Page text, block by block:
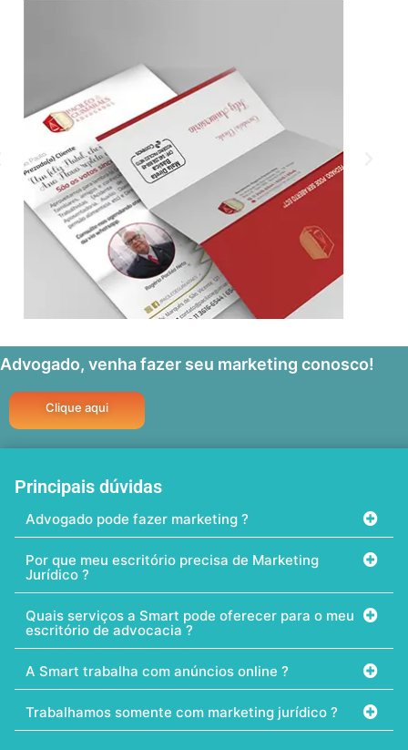
Advogado, venha fazer seu marketing conosco!
Clique aqui
Principais dúvidas
Advogado pode fazer marketing ?
Por que meu escritório precisa de Marketing
Jurídico ?
Quais serviços a Smart pode oferecer para o meu
escritório de advocacia ?
A Smart trabalha com anúncios online ?
Trabalhamos somente com marketing jurídico ?